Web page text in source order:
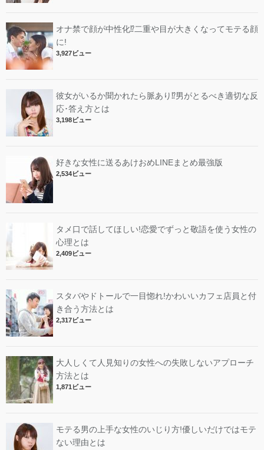
オナ禁で顔が中性化⁉︎二重や目が大きくなってモテる顔
に!
3,927ビュー
彼女がいるか聞かれたら脈あり⁉︎男がとるべき適切な反
応･答え方とは
3,198ビュー
好きな女性に送るあけおめLINEまとめ最強版
2,534ビュー
タメ口で話してほしい!恋愛でずっと敬語を使う女性の
心理とは
2,409ビュー
スタバやドトールで一目惚れ!かわいいカフェ店員と付
き合う方法とは
2,317ビュー
大人しくて人見知りの女性への失敗しないアプローチ
方法とは
1,871ビュー
モテる男の上手な女性のいじり方!優しいだけではモテ
ない理由とは